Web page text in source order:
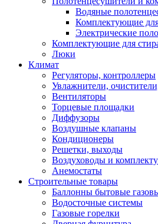
Водяные
Комплектующие
Электрические
Комплектующие для
Люки
Климат
Регуляторы, контроллеры
Увлажнители,
Вентиляторы
Торцевые площадки
Диффузоры
Воздушные клапаны
Кондиционеры
Решетки, выходы
Воздуховоды и
Анемостаты
Строительные товары
Баллонны бытовые
Водосточные системы
Газовые горелки